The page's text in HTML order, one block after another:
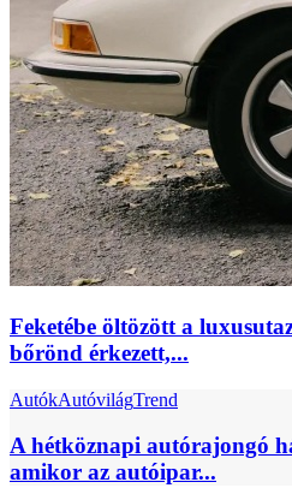
Feketébe öltözött a
bőrönd érkezett,...
AutókAutóvilágTrend
A hétköznapi autórajongó
amikor az autóipar...